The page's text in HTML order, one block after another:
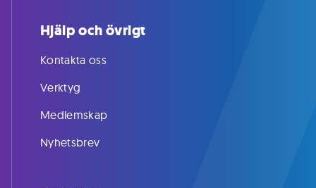
Hjälp och övrigt
Kontakta oss
Verktyg
Medlemskap
Nyhetsbrev